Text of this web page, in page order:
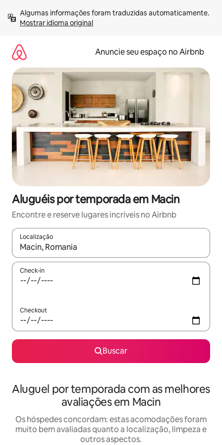
para
Mostrar idioma original
Anuncie seu espaço no Airbnb
Aluguéis por temporada em Macin
Encontre e reserve lugares incríveis no Airbnb
Localização
Quando os resultados estiverem disponíveis, explore-os
Check-in
Checkout
Buscar
Aluguel por temporada com as melhores
avaliações em Macin
Os hóspedes concordam: estas acomodações foram
muito bem avaliadas quanto a localização, limpeza e
outros aspectos.